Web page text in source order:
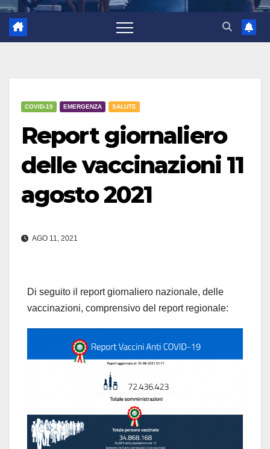
COVID-19 EMERGENZA SALUTE
Report giornaliero
delle vaccinazioni 11
agosto 2021
AGO 11, 2021
Di seguito il report giornaliero nazionale, delle
vaccinazioni, comprensivo del report regionale: